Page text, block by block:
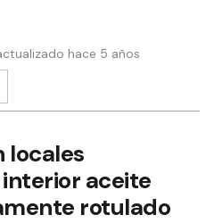
hace 5 años
locales
aceite
rotulado